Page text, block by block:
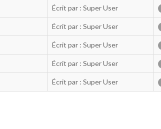
Écrit par : Super User
Écrit par : Super User
Écrit par : Super User
Écrit par : Super User
Écrit par : Super User